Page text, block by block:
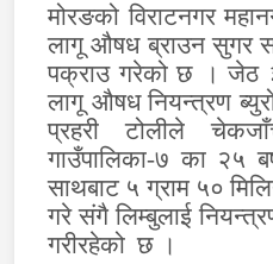
मोरङको विराटनगर
लागू औषध ब्राउन सुगर
पक्राउ गरेको छ । जेठ
लागू औषध नियन्त्रण
प्रहरी टोलीले
गाउँपालिका-७ का २५
साथबाट ५ ग्राम ५०
गरे संगै लिम्बुलाई
गरीरहेको छ ।